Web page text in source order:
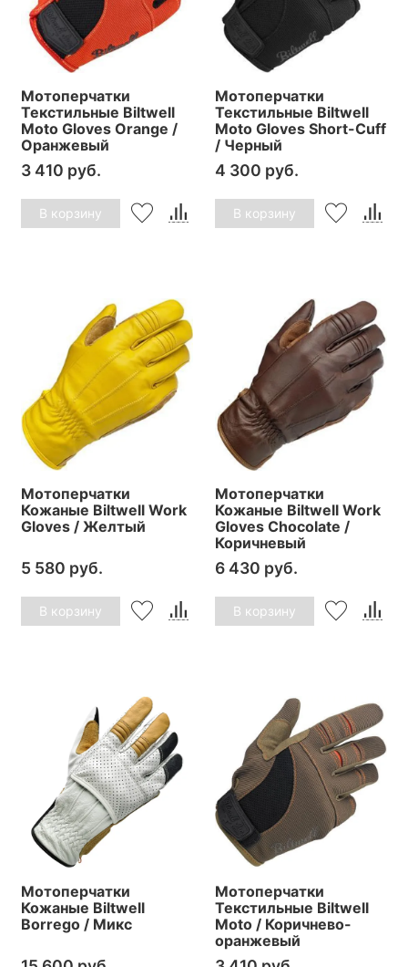
Мотоперчатки
Текстильные Biltwell
Moto Gloves Orange /
Оранжевый
3 410 руб.
В корзину
Мотоперчатки
Текстильные Biltwell
Moto Gloves Short-Cuff
/ Черный
4 300 руб.
В корзину
Мотоперчатки
Кожаные Biltwell Work
Gloves / Желтый
5 580 руб.
В корзину
Мотоперчатки
Кожаные Biltwell Work
Gloves Chocolate /
Коричневый
6 430 руб.
В корзину
Мотоперчатки
Кожаные Biltwell
Borrego / Микс
Мотоперчатки
Текстильные Biltwell
Moto / Коричнево-
оранжевый